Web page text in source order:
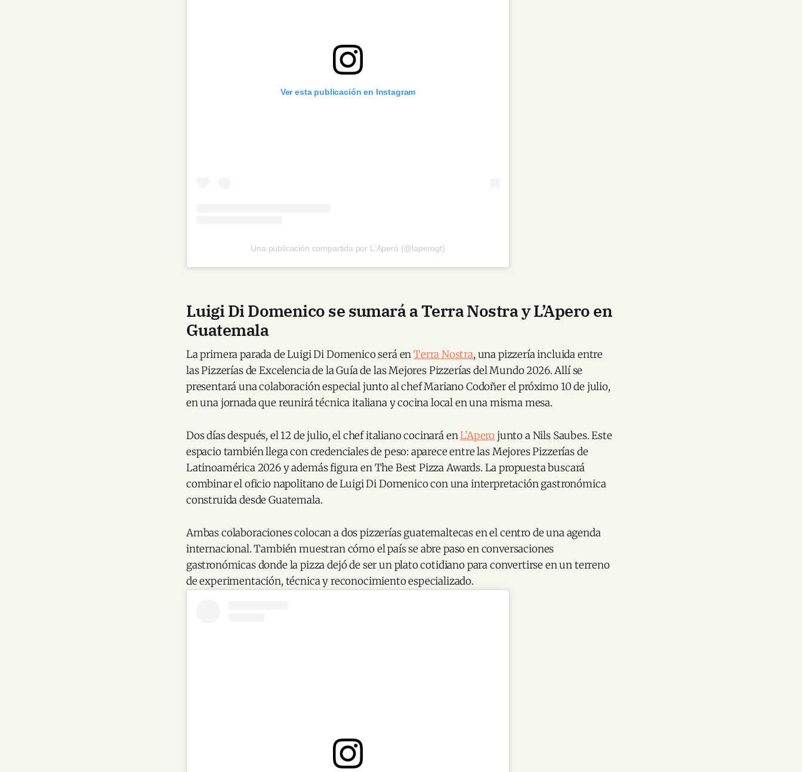
Ver esta publicación en Instagram
Una publicación compartida por L'Aperó (@laperogt)
Luigi Di Domenico se sumará a Terra Nostra y L’Apero en
Guatemala
La primera parada de Luigi Di Domenico será enTerra Nostra, una pizzería incluida entre
las Pizzerías de Excelencia de la Guía de las Mejores Pizzerías del Mundo 2026. Allí se
presentará una colaboración especial junto al chef Mariano Codoñer el próximo 10 de julio,
en una jornada que reunirá técnica italiana y cocina local en una misma mesa.
Dos días después, el 12 de julio, el chef italiano cocinará enL’Aperojunto a Nils Saubes. Este
espacio también llega con credenciales de peso: aparece entre las Mejores Pizzerías de
Latinoamérica 2026 y además figura en The Best Pizza Awards. La propuesta buscará
combinar el oficio napolitano de Luigi Di Domenico con una interpretación gastronómica
construida desde Guatemala.
Ambas colaboraciones colocan a dos pizzerías guatemaltecas en el centro de una agenda
internacional. También muestran cómo el país se abre paso en conversaciones
gastronómicas donde la pizza dejó de ser un plato cotidiano para convertirse en un terreno
de experimentación, técnica y reconocimiento especializado.